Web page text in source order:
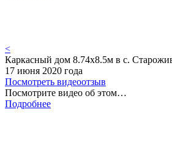
<
Каркасный дом 8.74х8.5м в с.
17 июня 2020 года
Посмотреть видеоотзыв
Посмотрите видео об этом…
Подробнее